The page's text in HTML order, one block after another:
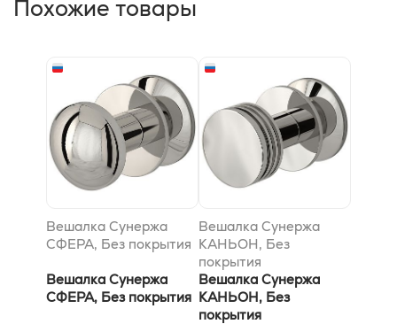
Похожие товары
Вешалка Сунержа
СФЕРА, Без покрытия
Вешалка Сунержа
СФЕРА, Без покрытия
Вешалка Сунержа
КАНЬОН, Без
покрытия
Вешалка Сунержа
КАНЬОН, Без
покрытия